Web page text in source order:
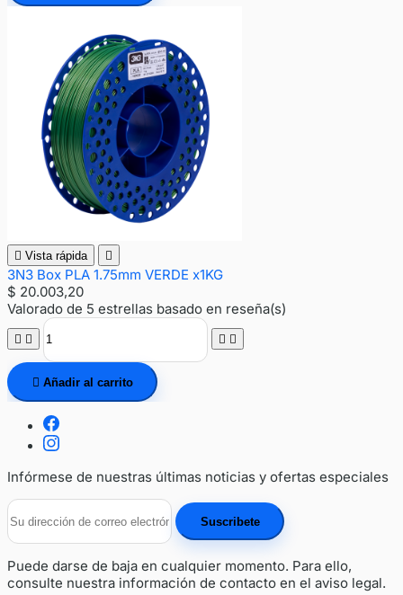
 Vista rápida 
3N3 Box PLA 1.75mm VERDE x1KG
$ 20.003,20
Valorado de 5 estrellas basado en reseña(s)
   
 Añadir al carrito
Infórmese de nuestras últimas noticias y ofertas especiales
Puede darse de baja en cualquier momento. Para ello,
consulte nuestra información de contacto en el aviso legal.